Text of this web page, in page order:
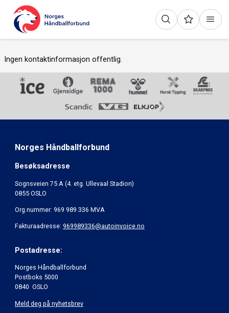
Ingen kontaktinformasjon offentlig.
Norges Håndballforbund
Besøksadresse
Sognsveien 75 A (4. etg. Ullevaal Stadion)
0855 OSLO
Org.nummer: 969 989 336 MVA
Fakturaadresse: 969989336@autoinvoice.no
Postadresse:
Norges Håndballforbund
Postboks 5000
0840 OSLO
Meld deg på nyhetsbrev